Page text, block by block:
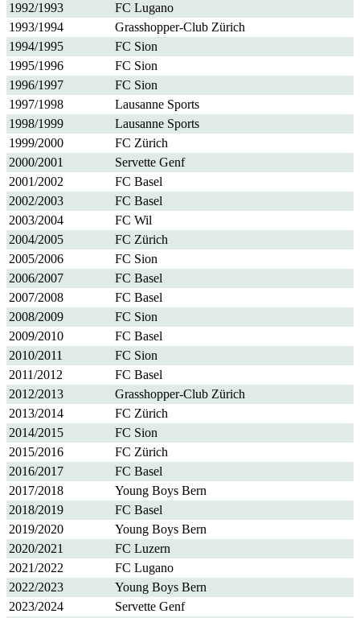
1992/1993
FC Lugano
1993/1994
Grasshopper-Club Zürich
1994/1995
FC Sion
1995/1996
FC Sion
1996/1997
FC Sion
1997/1998
Lausanne Sports
1998/1999
Lausanne Sports
1999/2000
FC Zürich
2000/2001
Servette Genf
2001/2002
FC Basel
2002/2003
FC Basel
2003/2004
FC Wil
2004/2005
FC Zürich
2005/2006
FC Sion
2006/2007
FC Basel
2007/2008
FC Basel
2008/2009
FC Sion
2009/2010
FC Basel
2010/2011
FC Sion
2011/2012
FC Basel
2012/2013
Grasshopper-Club Zürich
2013/2014
FC Zürich
2014/2015
FC Sion
2015/2016
FC Zürich
2016/2017
FC Basel
2017/2018
Young Boys Bern
2018/2019
FC Basel
2019/2020
Young Boys Bern
2020/2021
FC Luzern
2021/2022
FC Lugano
2022/2023
Young Boys Bern
2023/2024
Servette Genf